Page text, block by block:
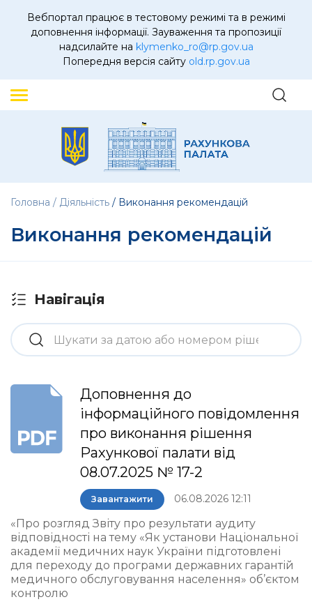
Вебпортал працює в тестовому режимі та в режимі
доповнення інформації. Зауваження та пропозиції
надсилайте на klymenko_ro@rp.gov.ua
Попередня версія сайту old.rp.gov.ua
Головна Діяльність Виконання рекомендацій
Виконання рекомендацій
Навігація
Доповнення до
інформаційного повідомлення
про виконання рішення
Рахункової палати від
08.07.2025 № 17-2
Завантажити 06.08.2026 12:11
«Про розгляд Звіту про результати аудиту
відповідності на тему «Як установи Національної
академії медичних наук України підготовлені
для переходу до програми державних гарантій
медичного обслуговування населення» об’єктом
контролю